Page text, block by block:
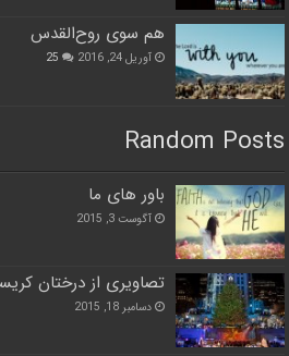
هم سوی روح‌القدس
آوریل 24, 2016 25
Random Posts
باور های ما
آگوست 3, 2015
تصاویری از درختان
دسامبر 18, 2015